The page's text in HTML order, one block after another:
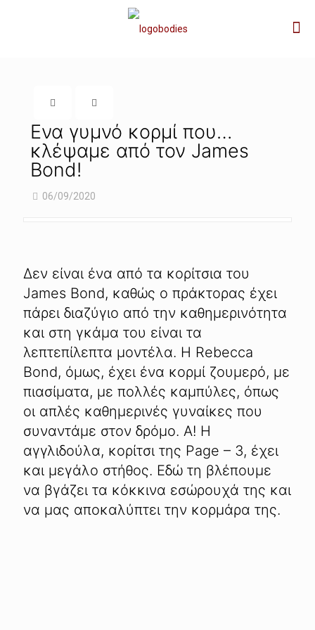
Ενα γυμνό κορμί που…
κλέψαμε από τον James
Bond!
06/09/2020
Δεν είναι ένα από τα κορίτσια του
James Bond, καθώς ο πράκτορας έχει
πάρει διαζύγιο από την καθημερινότητα
και στη γκάμα του είναι τα
λεπτεπίλεπτα μοντέλα. Η Rebecca
Bond, όμως, έχει ένα κορμί ζουμερό, με
πιασίματα, με πολλές καμπύλες, όπως
οι απλές καθημερινές γυναίκες που
συναντάμε στον δρόμο. Α! Η
αγγλιδούλα, κορίτσι της Page – 3, έχει
και μεγάλο στήθος. Εδώ τη βλέπουμε
να βγάζει τα κόκκινα εσώρουχά της και
να μας αποκαλύπτει την κορμάρα της.